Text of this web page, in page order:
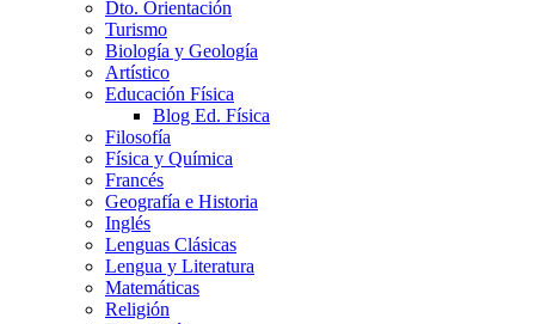
Dto. Orientación
Turismo
Biología y Geología
Artístico
Educación Física
Blog Ed. Física
Filosofía
Física y Química
Francés
Geografía e Historia
Inglés
Lenguas Clásicas
Lengua y Literatura
Matemáticas
Religión